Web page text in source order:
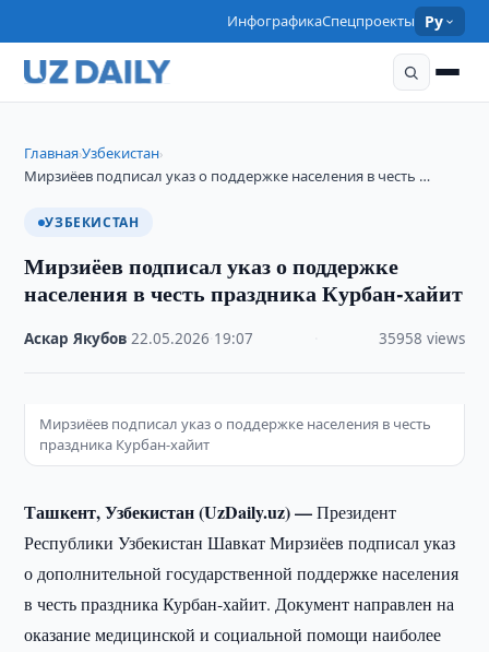
ИнфографикаСпецпроекты Ру
Главная›Узбекистан›
Мирзиёев подписал указ о поддержке населения в честь …
УЗБЕКИСТАН
Мирзиёев подписал указ о поддержке
населения в честь праздника Курбан-хайит
Аскар Якубов ·22.05.2026 19:07 35958 views
Мирзиёев подписал указ о поддержке населения в честь
праздника Курбан-хайит
Ташкент, Узбекистан (UzDaily.uz) —Президент
Республики Узбекистан Шавкат Мирзиёев подписал указ
о дополнительной государственной поддержке населения
в честь праздника Курбан-хайит. Документ направлен на
оказание медицинской и социальной помощи наиболее